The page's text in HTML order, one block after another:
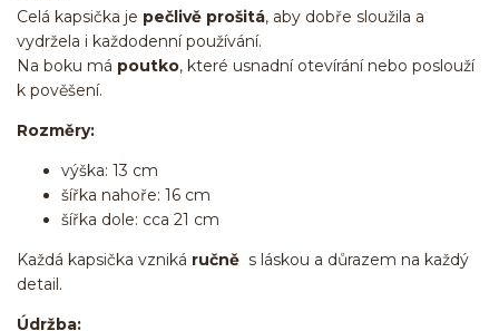
Celá kapsička je pečlivě prošitá, aby dobře sloužila a
vydržela i každodenní používání.
Na boku má poutko, které usnadní otevírání nebo poslouží
k pověšení.
Rozměry:
výška: 13 cm
šířka nahoře: 16 cm
šířka dole: cca 21 cm
Každá kapsička vzniká ručně s láskou a důrazem na každý
detail.
Údržba: